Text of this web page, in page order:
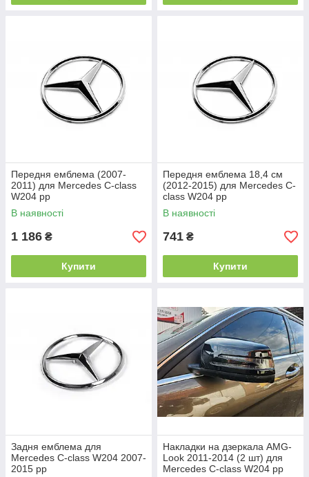
Передня емблема (2007-
2011) для Mercedes C-class
W204 рр
В наявності
1 186 ₴
Купити
Передня емблема 18,4 см
(2012-2015) для Mercedes C-
class W204 рр
В наявності
741 ₴
Купити
Задня емблема для
Mercedes C-class W204 2007-
2015 рр
Накладки на дзеркала AMG-
Look 2011-2014 (2 шт) для
Mercedes C-class W204 рр